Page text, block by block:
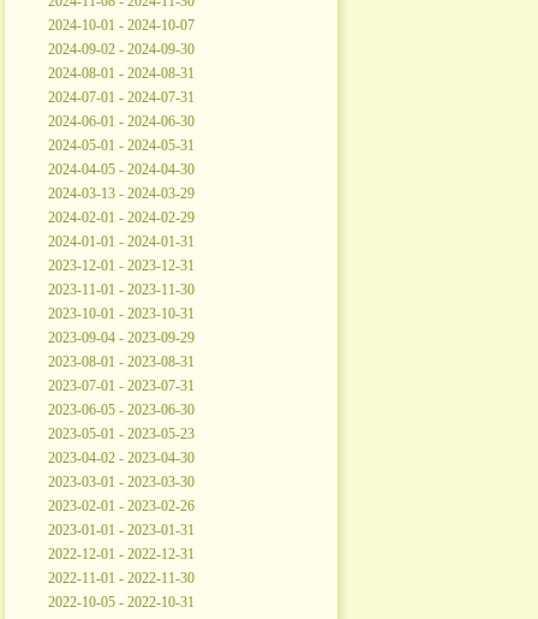
2024-10-01 - 2024-10-07
2024-09-02 - 2024-09-30
2024-08-01 - 2024-08-31
2024-07-01 - 2024-07-31
2024-06-01 - 2024-06-30
2024-05-01 - 2024-05-31
2024-04-05 - 2024-04-30
2024-03-13 - 2024-03-29
2024-02-01 - 2024-02-29
2024-01-01 - 2024-01-31
2023-12-01 - 2023-12-31
2023-11-01 - 2023-11-30
2023-10-01 - 2023-10-31
2023-09-04 - 2023-09-29
2023-08-01 - 2023-08-31
2023-07-01 - 2023-07-31
2023-06-05 - 2023-06-30
2023-05-01 - 2023-05-23
2023-04-02 - 2023-04-30
2023-03-01 - 2023-03-30
2023-02-01 - 2023-02-26
2023-01-01 - 2023-01-31
2022-12-01 - 2022-12-31
2022-11-01 - 2022-11-30
2022-10-05 - 2022-10-31